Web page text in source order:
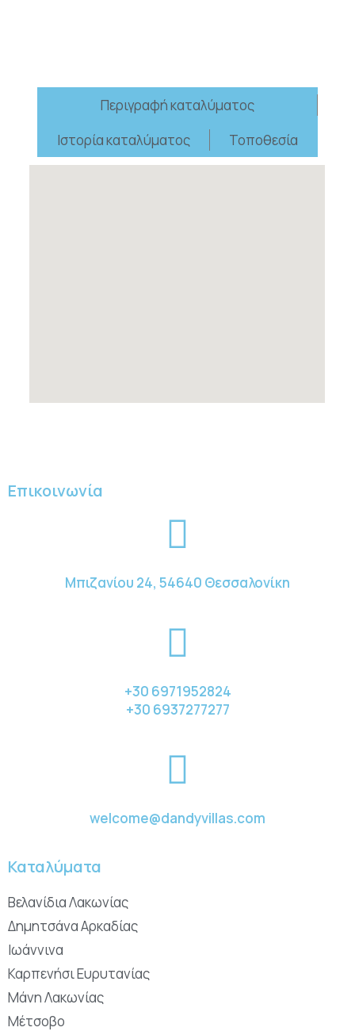
Περιγραφή καταλύματος
Ιστορία καταλύματος
Τοποθεσία
Επικοινωνία
Μπιζανίου 24, 54640 Θεσσαλονίκη
+30 6971952824
+30 6937277277
welcome@dandyvillas.com
Καταλύματα
Βελανίδια Λακωνίας
Δημητσάνα Αρκαδίας
Ιωάννινα
Καρπενήσι Ευρυτανίας
Μάνη Λακωνίας
Μέτσοβο